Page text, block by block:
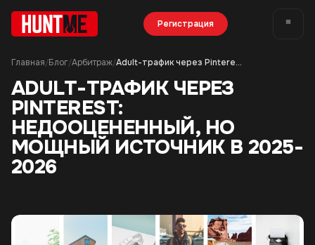
Регистрация
Главная/Блог/Арбитраж/ Adult-трафик через Pinterest: недооцененный, но мощный источник в 2025-2026
ADULT-ТРАФИК ЧЕРЕЗ
PINTEREST:
НЕДООЦЕНЕННЫЙ, НО
МОЩНЫЙ ИСТОЧНИК В 2025-
2026